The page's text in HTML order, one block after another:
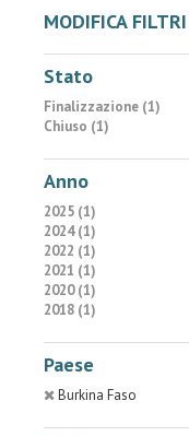
MODIFICA FILTRI
Stato
Finalizzazione (1)
Chiuso (1)
Anno
2025 (1)
2024 (1)
2022 (1)
2021 (1)
2020 (1)
2018 (1)
Paese
Burkina Faso